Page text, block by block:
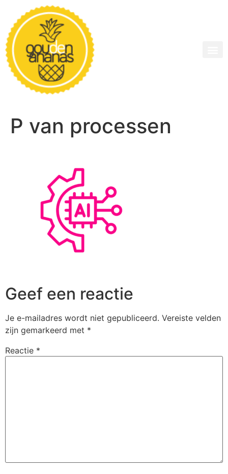
P van processen
Geef een reactie
Je e-mailadres wordt niet gepubliceerd. Vereiste velden
zijn gemarkeerd met *
Reactie *